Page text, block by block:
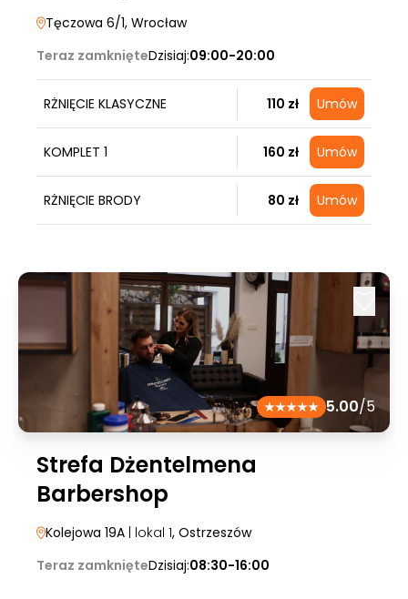
Tęczowa 6/1, Wrocław
Teraz zamknięteDzisiaj:09:00-20:00
RŻNIĘCIE KLASYCZNE 110 zł Umów
KOMPLET 1 160 zł Umów
RŻNIĘCIE BRODY 80 zł Umów
5.00/5
Strefa Dżentelmena
Barbershop
Kolejowa 19A | lokal 1, Ostrzeszów
Teraz zamknięteDzisiaj:08:30-16:00